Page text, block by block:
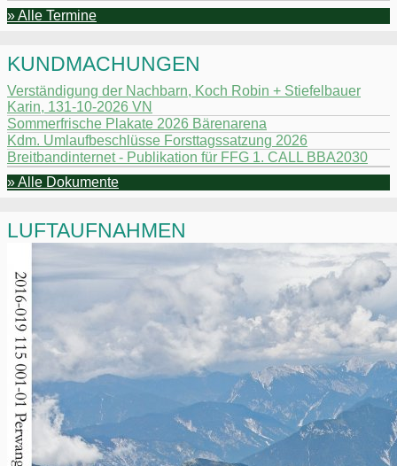
» Alle Termine
KUNDMACHUNGEN
Verständigung der Nachbarn, Koch Robin + Stiefelbauer
Karin, 131-10-2026 VN
Sommerfrische Plakate 2026 Bärenarena
Kdm. Umlaufbeschlüsse Forsttagssatzung 2026
Breitbandinternet - Publikation für FFG 1. CALL BBA2030
» Alle Dokumente
LUFTAUFNAHMEN